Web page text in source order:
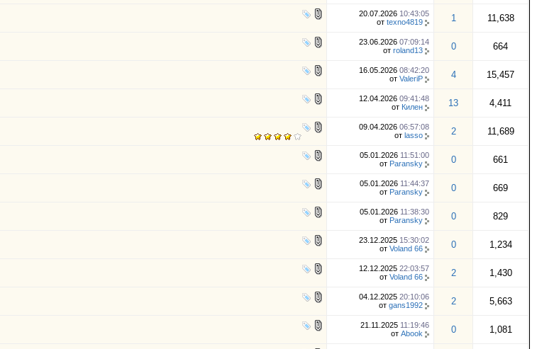
20.07.2026 10:43:05
от texno4819 1 11,638
23.06.2026 07:09:14
от roland13 0 664
16.05.2026 08:42:20
от ValeriP 4 15,457
12.04.2026 09:41:48
от Килен 13 4,411
09.04.2026 06:57:08
от lasso 2 11,689
05.01.2026 11:51:00
от Paransky 0 661
05.01.2026 11:44:37
от Paransky 0 669
05.01.2026 11:38:30
от Paransky 0 829
23.12.2025 15:30:02
от Voland 66 0 1,234
12.12.2025 22:03:57
от Voland 66 2 1,430
04.12.2025 20:10:06
от gans1992 2 5,663
21.11.2025 11:19:46
от Abook 0 1,081